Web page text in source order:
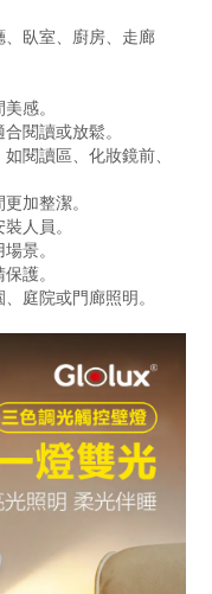
臥室、廚房、走廊
感。
閱讀或放鬆。
閱讀區、化妝鏡前、
加整潔。
人員。
景。
護。
庭院或門廊照明。